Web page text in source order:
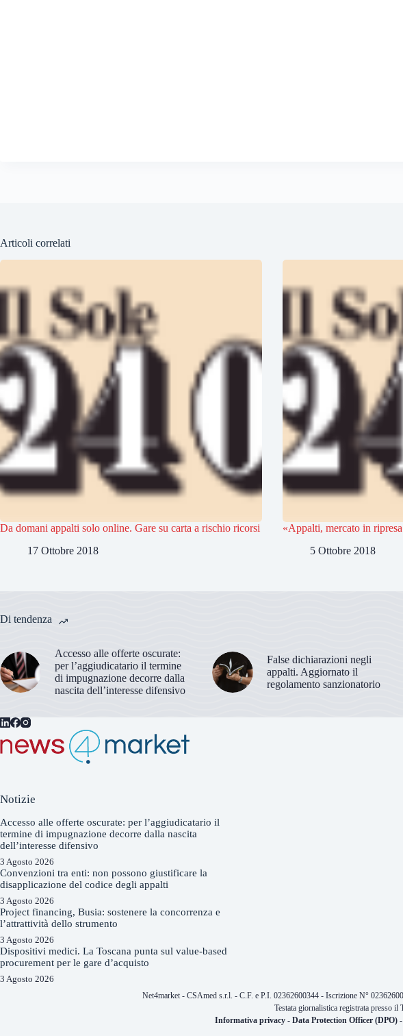
Articoli correlati
Da domani appalti solo online. Gare su carta a rischio ricorsi
17 Ottobre 2018
«Appalti, mercato in
5 Ottobre 2018
Di tendenza
Accesso alle offerte oscurate:
per l’aggiudicatario il termine
di impugnazione decorre dalla
nascita dell’interesse difensivo
False dichiarazioni negli
appalti. Aggiornato il
regolamento sanzionatorio
Notizie
Accesso alle offerte oscurate: per l’aggiudicatario il
termine di impugnazione decorre dalla nascita
dell’interesse difensivo
3 Agosto 2026
Convenzioni tra enti: non possono giustificare la
disapplicazione del codice degli appalti
3 Agosto 2026
Project financing, Busia: sostenere la concorrenza e
l’attrattività dello strumento
3 Agosto 2026
Dispositivi medici. La Toscana punta sul value-based
procurement per le gare d’acquisto
3 Agosto 2026
Net4market - CSAmed s.r.l. - C.F. e P.I. 02362600344 - Iscrizione N°
Testata giornalistica registrata presso
Informativa privacy -Data Protection Officer (DPO)